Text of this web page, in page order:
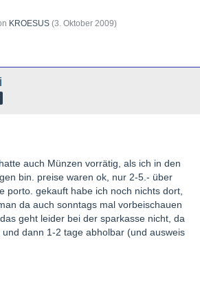
KROESUS (3. Oktober 2009)
auch Münzen vorrätig, als ich in den
bin. preise waren ok, nur 2-5.- über
porto. gekauft habe ich noch nichts dort,
da auch sonntags mal vorbeischauen
geht leider bei der sparkasse nicht, da
dann 1-2 tage abholbar (und ausweis